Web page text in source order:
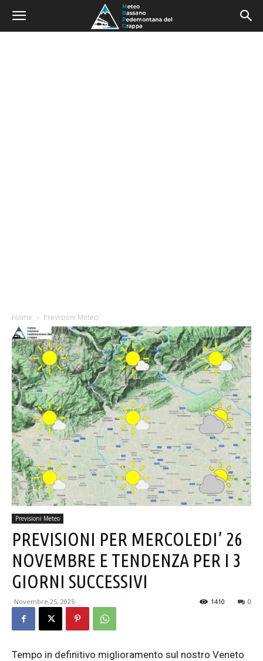
Home Previsioni Meteo
Previsioni Meteo
PREVISIONI PER MERCOLEDI’ 26
NOVEMBRE E TENDENZA PER I 3
GIORNI SUCCESSIVI
Novembre 25, 2025 0
1410
Tempo in definitivo miglioramento sul nostro Veneto